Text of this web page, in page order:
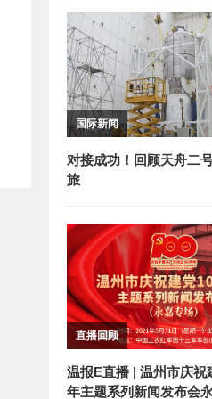
国际新闻
对接成功！回顾天舟二
旅
直播回顾
温报E直播 | 温州市庆祝
年主题系列新闻发布会